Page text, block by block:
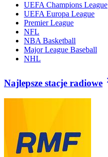
UEFA Champions League
UEFA Europa League
Premier League
NFL
NBA Basketball
Major League Baseball
NHL
Najlepsze stacje radiowe